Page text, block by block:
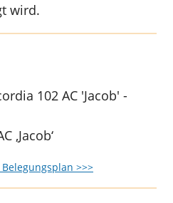
wird.
‚Jacob‘
>>>